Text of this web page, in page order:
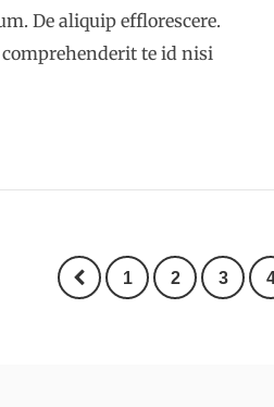
De aliquip efflorescere.
te id nisi
1 2 3